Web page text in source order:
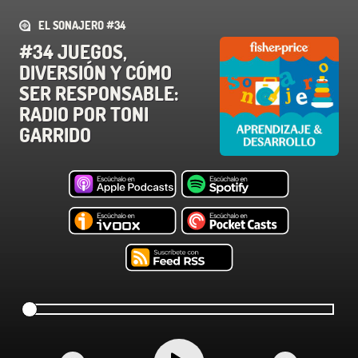
EL SONAJERO #34
#34 JUEGOS,
DIVERSIÓN Y CÓMO
SER RESPONSABLE:
RADIO POR TONI
GARRIDO